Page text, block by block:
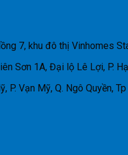
7, khu đô thị Vinhomes
Sơn 1A, Đại lộ Lê Lợi, P.
P. Vạn Mỹ, Q. Ngô Quyền,